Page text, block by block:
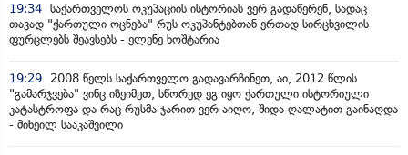
19:34 საქართველოს ოკუპაციის ისტორიას ვერ გადაწერენ, სადაც
თავად "ქართული ოცნება" რუს ოკუპანტებთან ერთად სირცხვილის
ფურცლებს შეავსებს - ელენე ხოშტარია
19:29
2008 წელს საქართველო გადავარჩინეთ, აი, 2012 წლის
"გამარჯვება" ვინც იზეიმეთ, სწორედ ეგ იყო ქართული ისტორიული
კატასტროფა და რაც რუსმა ჯარით ვერ აიღო, შიდა ღალატით გაინაღდა
- მიხეილ სააკაშვილი